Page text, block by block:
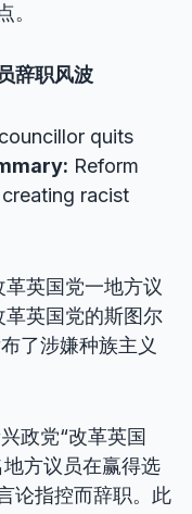
。
辞职风波
quits
Reform
racist
革英国党一地方议
革英国党的斯图尔
了涉嫌种族主义
政党“改革英国
方议员在赢得选
论指控而辞职。此